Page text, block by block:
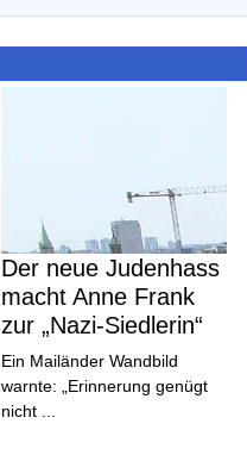
Der neue Judenhass
macht Anne Frank
zur „Nazi-Siedlerin“
Ein Mailänder Wandbild
warnte: „Erinnerung genügt
nicht ...